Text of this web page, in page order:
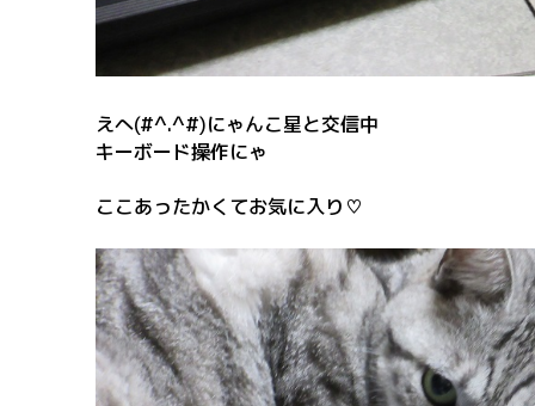
えへ(#^.^#)にゃんこ星と交信中
キーボード操作にゃ
ここあったかくてお気に入り♡